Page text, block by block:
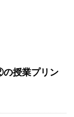
授業プリン